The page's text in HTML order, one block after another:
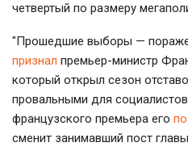
четвертый по размеру
"Прошедшие выборы —
признал премьер-министр
который открыл сезон
провальными для
французского премьера его
сменит занимавший пост